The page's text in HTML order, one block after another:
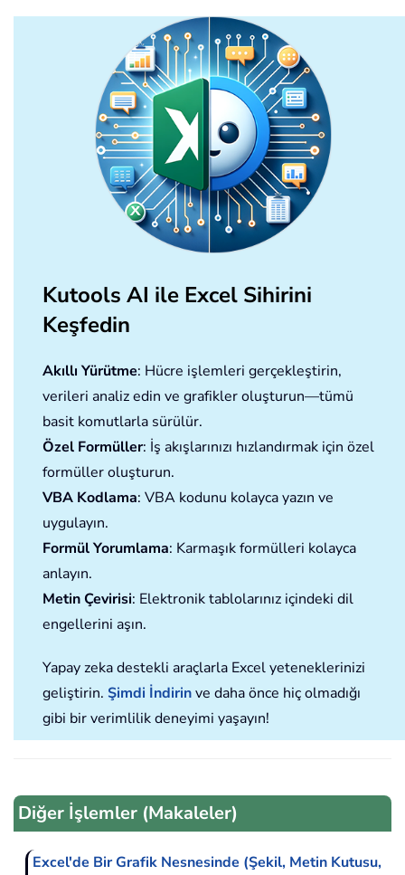
Kutools AI ile Excel Sihirini
Keşfedin
Akıllı Yürütme: Hücre işlemleri gerçekleştirin,
verileri analiz edin ve grafikler oluşturun—tümü
basit komutlarla sürülür.
Özel Formüller: İş akışlarınızı hızlandırmak için özel
formüller oluşturun.
VBA Kodlama: VBA kodunu kolayca yazın ve
uygulayın.
Formül Yorumlama: Karmaşık formülleri kolayca
anlayın.
Metin Çevirisi: Elektronik tablolarınız içindeki dil
engellerini aşın.
Yapay zeka destekli araçlarla Excel yeteneklerinizi
geliştirin. Şimdi İndirinve daha önce hiç olmadığı
gibi bir verimlilik deneyimi yaşayın!
Diğer İşlemler (Makaleler)
Excel'de Bir Grafik Nesnesinde (Şekil, Metin Kutusu,